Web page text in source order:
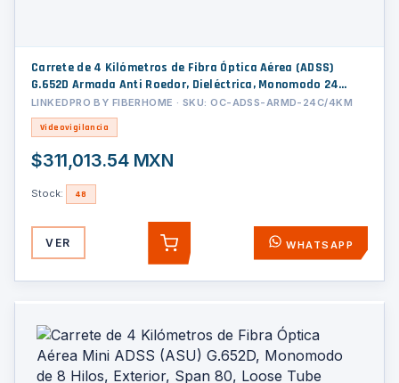
Carrete de 4 Kilómetros de Fibra Óptica Aérea (ADSS)
G.652D Armada Anti Roedor, Dieléctrica, Monomodo 24
Hilos, Span 200 (Para instalaciones aéreas, en tubería o
enterrado directo)
LINKEDPRO BY FIBERHOME · SKU: OC-ADSS-ARMD-24C/4KM
Videovigilancia
$311,013.54 MXN
Stock: 48
VER AGREGAR WHATSAPP